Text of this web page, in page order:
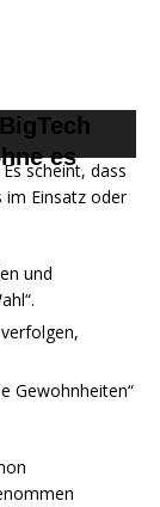
es
scheint, dass
im Einsatz oder
und
Gewohnheiten“